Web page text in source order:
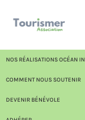
NOS RÉALISATIONS OCÉAN
COMMENT NOUS SOUTENIR
DEVENIR BÉNÉVOLE